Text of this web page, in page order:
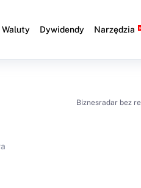
Waluty Dywidendy Narzędzia
Biznesradar bez